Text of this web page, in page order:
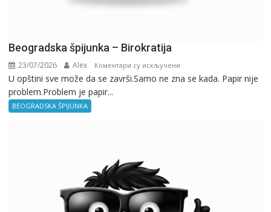
Beogradska špijunka – Birokratija
23/07/2026 Alex Коментари су искључени
Beogradska
U opštini sve može da se završi.Samo ne zna se kada. Papir nije
problem.Problem je papir...
BEOGRADSKA ŠPIJUNKA